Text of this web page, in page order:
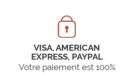
VISA, AMERICAN
EXPRESS, PAYPAL
Votre paiement est 100%